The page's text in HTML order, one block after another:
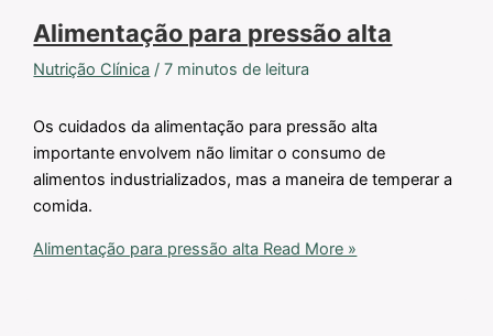
Alimentação para pressão alta
Nutrição Clínica /7 minutos de leitura
Os cuidados da alimentação para pressão alta
importante envolvem não limitar o consumo de
alimentos industrializados, mas a maneira de temperar a
comida.
Alimentação para pressão alta Read More »